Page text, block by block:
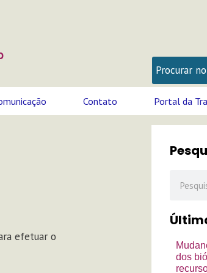
Contato Portal da
efetuar o
dos